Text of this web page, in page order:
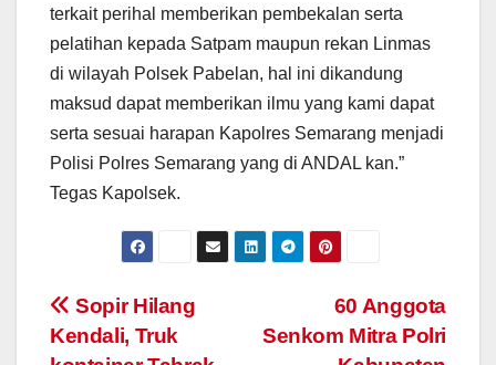
terkait perihal memberikan pembekalan serta
pelatihan kepada Satpam maupun rekan Linmas
di wilayah Polsek Pabelan, hal ini dikandung
maksud dapat memberikan ilmu yang kami dapat
serta sesuai harapan Kapolres Semarang menjadi
Polisi Polres Semarang yang di ANDAL kan.”
Tegas Kapolsek.
Post
60 Anggota
Senkom Mitra Polri
Sopir Hilang
Kendali, Truk